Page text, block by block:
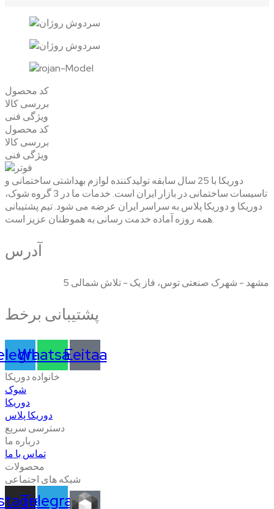
کد محصول
بررسی کالا
ویژگی فنی
کد محصول
بررسی کالا
ویژگی فنی
دوریکا با 25 سال سابقه تولیدکننده لوازم بهداشتی ساختمانی و
تاسیسات ساختمانی در بازار ایران است. خدمات ما در 3 گروه شوک،
دوریکا و دوریکا پلاس به سراسر ایران عرضه می شود. تیم پشتیبانی
همه روزه آماده خدمت رسانی به هموطنان عزیز است.
آدرس
مشهد - شهرک صنعتی توس، فاز یک - تلاش شمالی 5
پشتیبانی برخط
Whatsapp
Eeitaa
خانواده دوریکا
شوک
دوریکا
دوریکا پلاس
دسترسی سریع
درباره ما
تماس با ما
محصولات
شبکه های اجتماعی
Telegram